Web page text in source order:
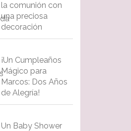
la comunión con
una preciosa
decoración
¡Un Cumpleaños
Mágico para
Marcos: Dos Años
de Alegría!
Un Baby Shower